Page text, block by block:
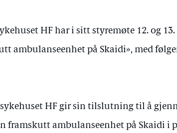
HF har i sitt styremøte 12. og 13.
ambulanseenhet på Skaidi», med
HF gir sin tilslutning til å
framskutt ambulanseenhet på Skaidi i